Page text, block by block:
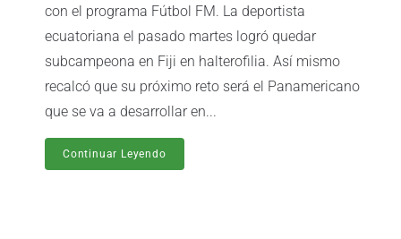
con el programa Fútbol FM. La deportista
ecuatoriana el pasado martes logró quedar
subcampeona en Fiji en halterofilia. Así mismo
recalcó que su próximo reto será el Panamericano
que se va a desarrollar en...
Continuar Leyendo